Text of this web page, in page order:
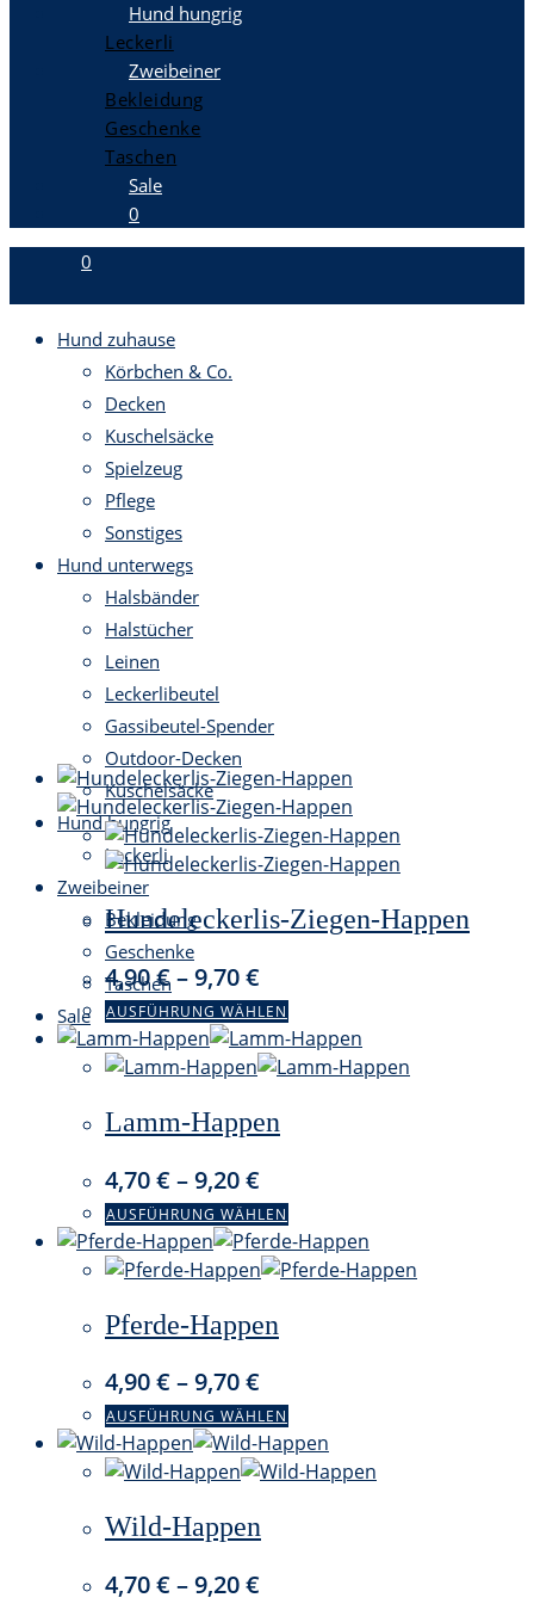
Hund hungrig
Leckerli
Zweibeiner
Bekleidung
Geschenke
Taschen
Sale
0
0
Hund zuhause
Körbchen & Co.
Decken
Kuschelsäcke
Spielzeug
Pflege
Sonstiges
Hund unterwegs
Halsbänder
Halstücher
Leinen
Leckerlibeutel
Gassibeutel-Spender
Outdoor-Decken
Kuschelsäcke
Hund hungrig
Leckerli
Zweibeiner
Bekleidung
Geschenke
Taschen
Sale
Hundeleckerlis-Ziegen-Happen
4,90€–9,70€
AUSFÜHRUNG WÄHLENDieses
Produkt
weist
Optionen
können
auf
Lamm-Happen
4,70€ –9,20€
AUSFÜHRUNG WÄHLENDieses
Produkt
weist
Optionen
können
auf
Pferde-Happen
4,90€ –9,70€
AUSFÜHRUNG WÄHLENDieses
Produkt
weist
Wild-Happen
4,70€ –9,20€